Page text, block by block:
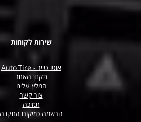
שירות לקוחות
אוטו טייר - Auto Tire
תקנון האתר
המלץ עלינו
צור קשר
תמיכה
הרשמה כמיקום התקנה